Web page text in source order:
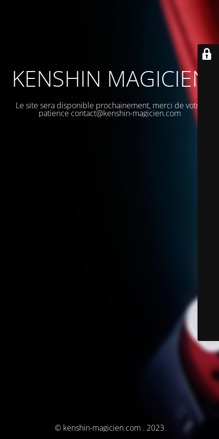
KENSHIN MAGICIEN
Le site sera disponible prochainement, merci de votre
patience contact@kenshin-magicien.com
© kenshin-magicien.com . 2023